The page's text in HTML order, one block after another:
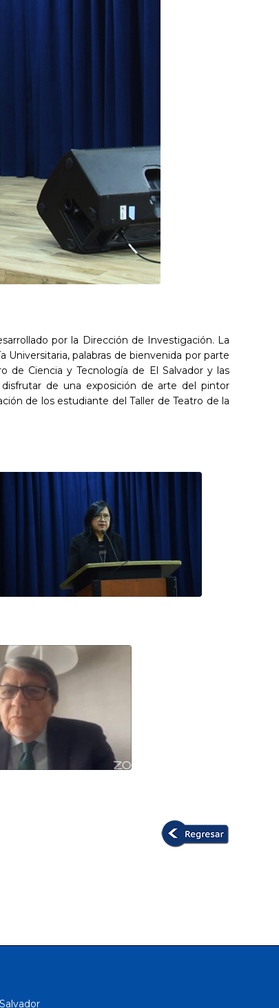
por la Dirección de Investigación. La
palabras de bienvenida por parte
de Ciencia y Tecnología de El Salvador y las
de una exposición de arte del pintor
de los estudiante del Taller de Teatro de la